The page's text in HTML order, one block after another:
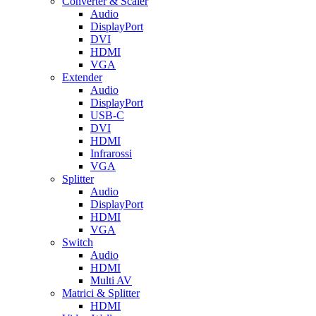
Audio
DisplayPort
DVI
HDMI
VGA
Extender
Audio
DisplayPort
USB-C
DVI
HDMI
Infrarossi
VGA
Splitter
Audio
DisplayPort
HDMI
VGA
Switch
Audio
HDMI
Multi AV
Matrici & Splitter
HDMI